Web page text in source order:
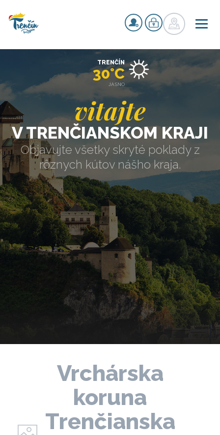
vitajte
V TRENČIANSKOM KRAJI
Objavujte všetky skryté poklady z
rôznych kútov nášho kraja.
TRENČÍN
30°C
JASNO
Vrchárska
koruna
Trenčianska